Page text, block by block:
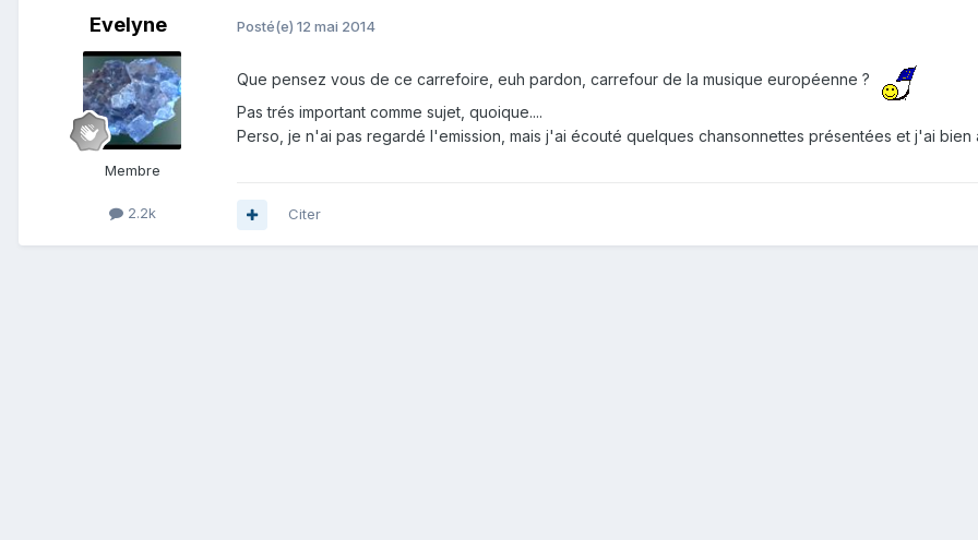
Evelyne
Membre
2.2k
Posté(e) 12 mai 2014
Que pensez vous de ce carrefoire, euh pardon, carrefour de la musique européenne ?
Pas trés important comme sujet, quoique....
Perso, je n'ai pas regardé l'emission, mais j'ai écouté quelques chansonnettes présentées et j'ai bien
Citer